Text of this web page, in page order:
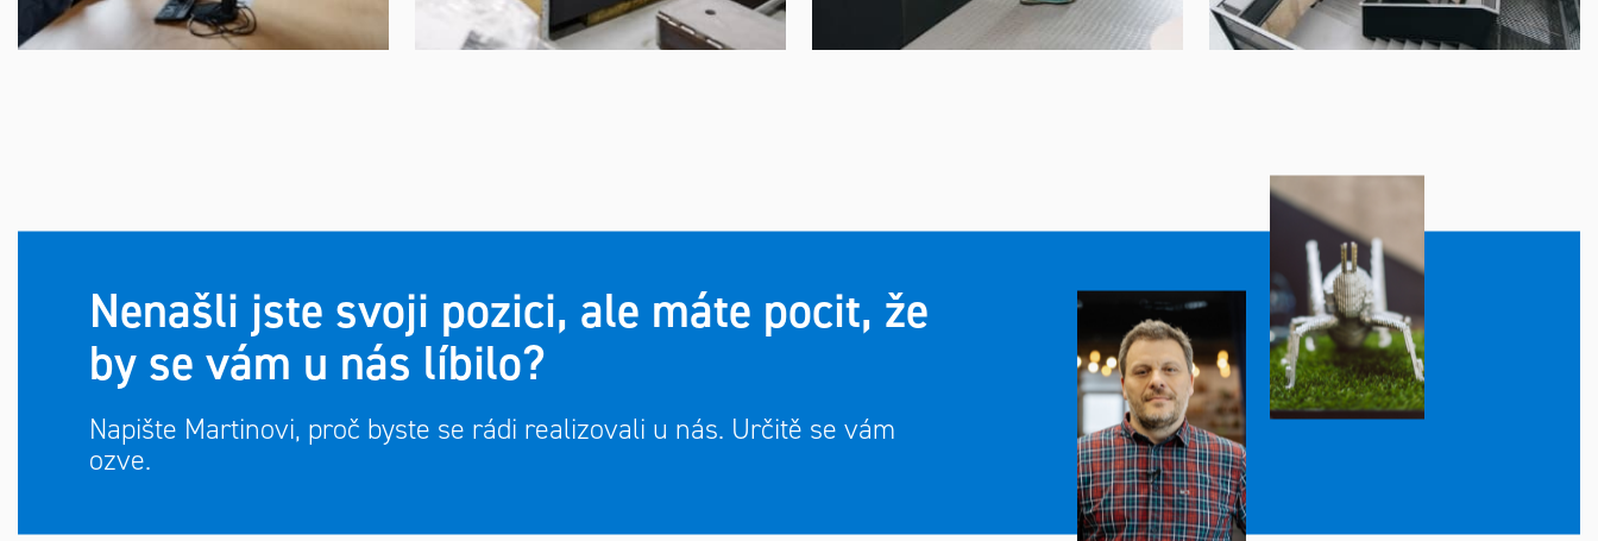
Nenašli jste svoji pozici, ale máte pocit, že
by se vám u nás líbilo?
Napište Martinovi, proč byste se rádi realizovali u nás. Určitě se vám
ozve.